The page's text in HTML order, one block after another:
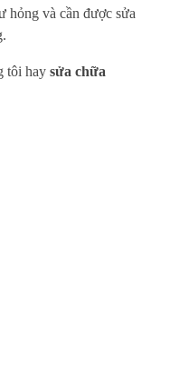
hỏng và cần được sửa
tôi hay sửa chữa